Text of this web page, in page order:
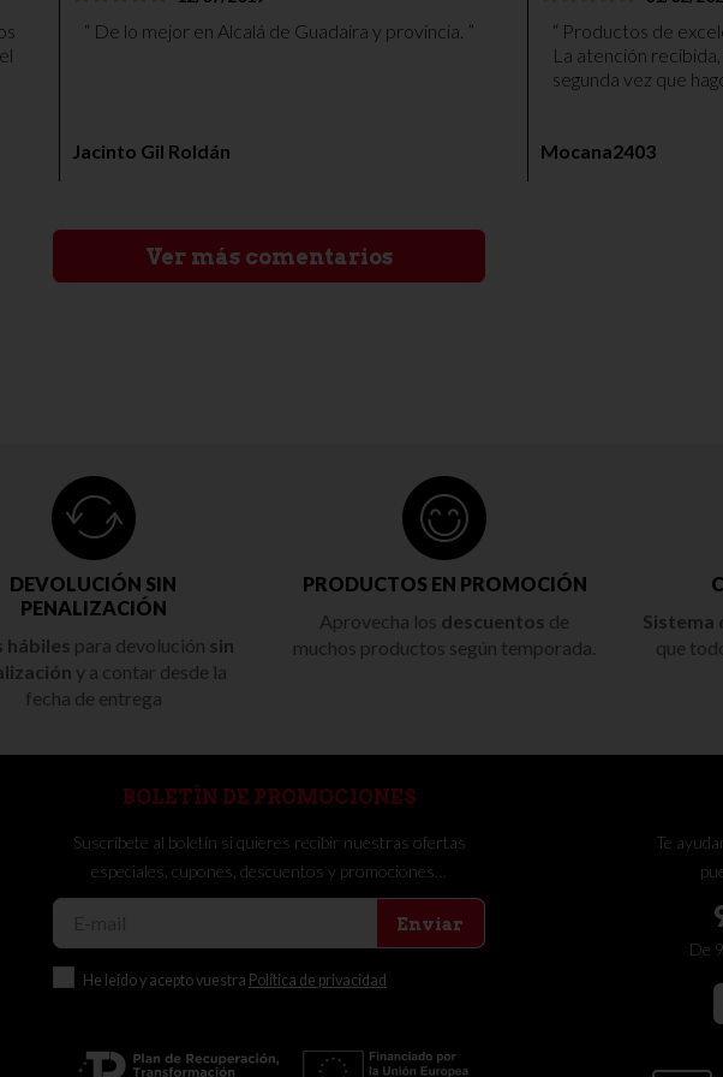
De lo mejor en Alcalá de Guadaíra y provincia.
Jacinto Gil Roldán
La atención
segunda vez que
Mocana2403
Ver más comentarios
DEVOLUCIÓN SIN
PENALIZACIÓN
hábiles para devolución sin
y a contar desde la
fecha de entrega
PRODUCTOS EN PROMOCIÓN
Aprovecha los descuentos de
muchos productos según temporada.
Sistema
que
BOLETÍN DE PROMOCIONES
Suscríbete al boletín si quieres recibir nuestras ofertas
especiales, cupones, descuentos y promociones…
Enviar
He leído y acepto vuestra Política de privacidad
Te
De